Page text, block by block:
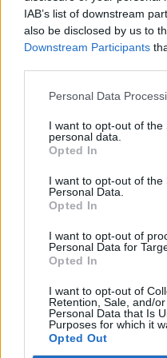
IAB’s list of downstream
also be disclosed by us to
Downstream Participants
Personal Data
I want to opt-out of the
personal data.
Opted In
I want to opt-out of the
Personal Data.
Opted In
I want to opt-out of
Personal Data for
Opted In
I want to opt-out of
Retention, Sale, and/
Personal Data that Is
Purposes for which it
Opted Out
massa romer och
utanför ICA? Det är
borde förbjudas. Och
utsättas för denna
Hoppas